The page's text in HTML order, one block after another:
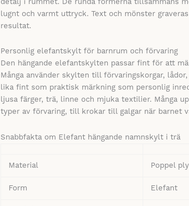
lugnt och varmt uttryck. Text och mönster
resultat.
Personlig elefantskylt för barnrum och förvaring
Den hängande elefantskylten passar fint för att
Många använder skylten till förvaringskorgar,
lika fint som praktisk märkning som personlig
ljusa färger, trä, linne och mjuka textilier. Många
typer av förvaring, till krokar till galgar när barnet
Snabbfakta om Elefant hängande namnskylt i trä
Material Poppel
Form Elefant